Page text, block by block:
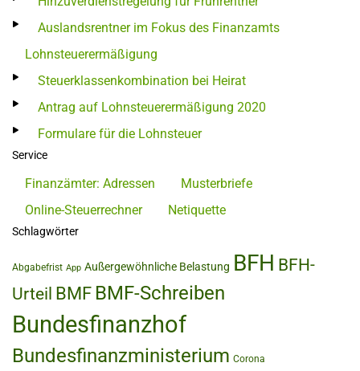
Auslandsrentner im Fokus des Finanzamts
Lohnsteuerermäßigung
Steuerklassenkombination bei Heirat
Antrag auf Lohnsteuerermäßigung 2020
Formulare für die Lohnsteuer
Service
Finanzämter: Adressen
Musterbriefe
Online-Steuerrechner
Netiquette
Schlagwörter
Abgabefrist App Außergewöhnliche Belastung BFH BFH-
Urteil BMF BMF-Schreiben
Bundesfinanzhof
Bundesfinanzministerium Corona